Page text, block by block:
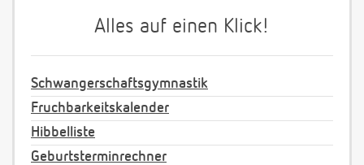
Alles auf einen Klick!
Schwangerschaftsgymnastik
Fruchbarkeitskalender
Hibbelliste
Geburtsterminrechner